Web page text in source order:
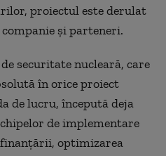
proiectul este derulat
și parteneri.
securitate nucleară, care
în orice proiect
de lucru, începută deja
de implementare
optimizarea